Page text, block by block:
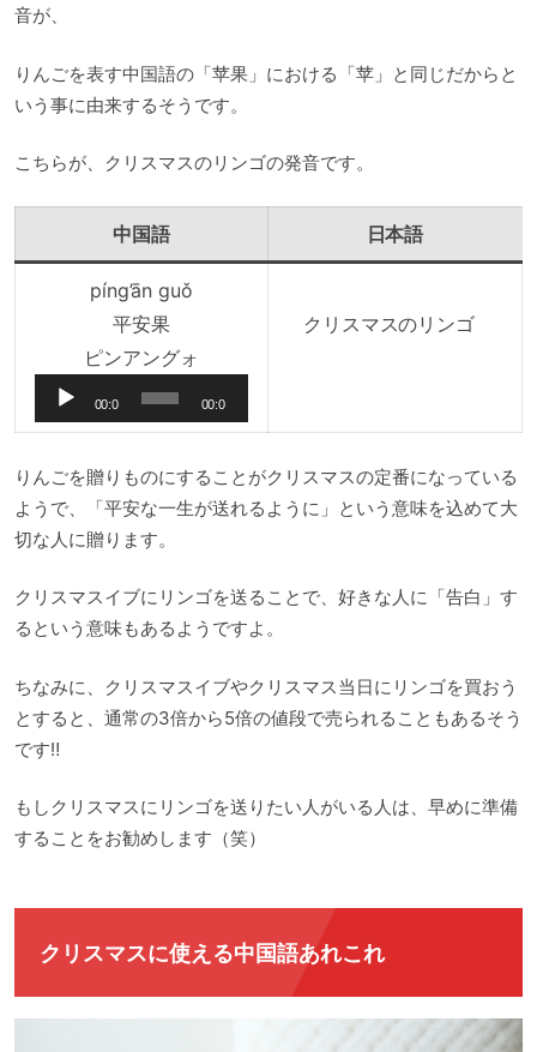
音が、
りんごを表す中国語の「苹果」における「苹」と同じだからと
いう事に由来するそうです。
こちらが、クリスマスのリンゴの発音です。
中国語 日本語
píng’ān guǒ
平安果
ピンアングォ
プ
ー
ヤ
00:0
0
00:0
0
クリスマスのリンゴ
りんごを贈りものにすることがクリスマスの定番になっている
ようで、「平安な一生が送れるように」という意味を込めて大
切な人に贈ります。
クリスマスイブにリンゴを送ることで、好きな人に「告白」す
るという意味もあるようですよ。
ちなみに、クリスマスイブやクリスマス当日にリンゴを買おう
とすると、通常の3倍から5倍の値段で売られることもあるそう
です‼
もしクリスマスにリンゴを送りたい人がいる人は、早めに準備
することをお勧めします（笑）
クリスマスに使える中国語あれこれ